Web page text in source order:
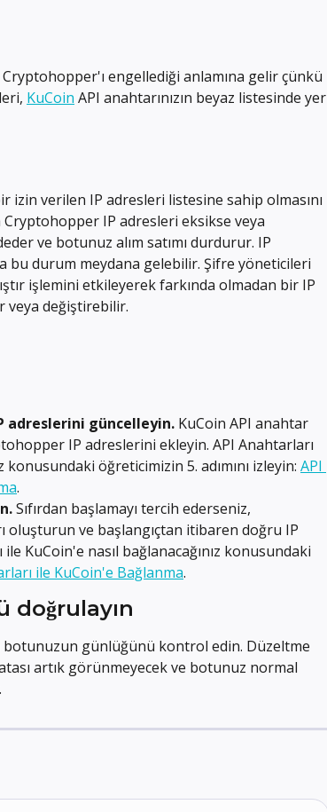
Cryptohopper'ı engellediği anlamına gelir çünkü
KuCoin API anahtarınızın beyaz listesinde yer
izin verilen IP adresleri listesine sahip olmasını
IP adresleri eksikse veya
ve botunuz alım satımı durdurur. IP
bu durum meydana gelebilir. Şifre yöneticileri
işlemini etkileyerek farkında olmadan bir IP
veya değiştirebilir.
adreslerini güncelleyin. KuCoin API anahtar
IP adreslerini ekleyin. API Anahtarları
konusundaki öğreticimizin 5. adımını izleyin: API
.
Sıfırdan başlamayı tercih ederseniz,
oluşturun ve başlangıçtan itibaren doğru IP
KuCoin'e nasıl bağlanacağınız konusundaki
ile KuCoin'e Bağlanma.
doğrulayın
günlüğünü kontrol edin. Düzeltme
artık görünmeyecek ve botunuz normal